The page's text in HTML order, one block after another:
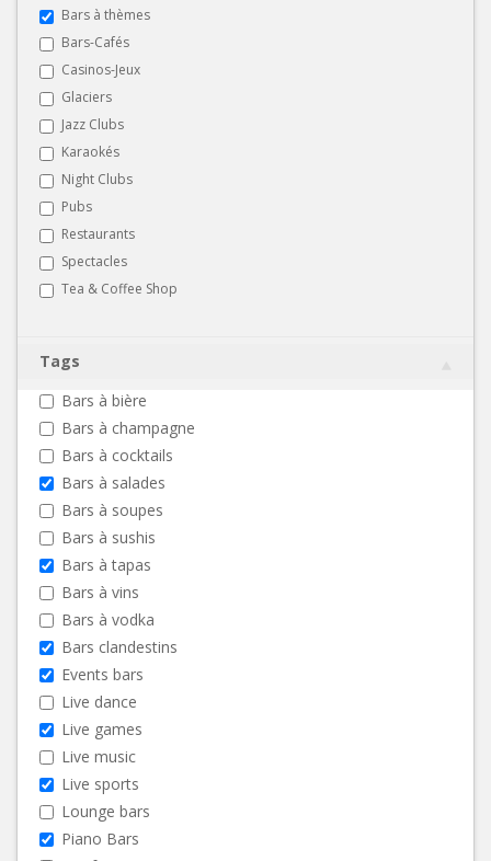
Bars à thèmes
Bars-Cafés
Casinos-Jeux
Glaciers
Jazz Clubs
Karaokés
Night Clubs
Pubs
Restaurants
Spectacles
Tea & Coffee Shop
Tags
Bars à bière
Bars à champagne
Bars à cocktails
Bars à salades
Bars à soupes
Bars à sushis
Bars à tapas
Bars à vins
Bars à vodka
Bars clandestins
Events bars
Live dance
Live games
Live music
Live sports
Lounge bars
Piano Bars